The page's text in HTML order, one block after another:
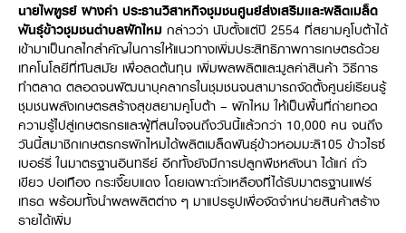
นายไพฑูรย์ ฝางคำ ประธานวิสาหกิจชุมชนศูนย์ส่งเสริมและผลิตเมล็ด
พันธุ์ข้าวชุมชนตำบลผักไหม กล่าวว่า นับตั้งแต่ปี 2554 ที่สยามคูโบต้าได้
เข้ามาเป็นกลไกสำคัญในการให้แนวทางเพิ่มประสิทธิภาพการเกษตรด้วย
เทคโนโลยีที่ทันสมัย เพื่อลดต้นทุน เพิ่มผลผลิตและมูลค่าสินค้า วิธีการ
ทำตลาด ตลอดจนพัฒนาบุคลากรในชุมชนจนสามารถจัดตั้งศูนย์เรียนรู้
ชุมชนพลังเกษตรสร้างสุขสยามคูโบต้า – ผักไหม ให้เป็นพื้นที่ถ่ายทอด
ความรู้ไปสู่เกษตรกรและผู้ที่สนใจจนถึงวันนี้แล้วกว่า 10,000 คน จนถึง
วันนี้สมาชิกเกษตรกรผักไหมได้ผลิตเมล็ดพันธุ์ข้าวหอมมะลิ105 ข้าวไรซ์
เบอร์รี่ ในมาตรฐานอินทรีย์ อีกทั้งยังมีการปลูกพืชหลังนา ได้แก่ ถั่ว
เขียว ปอเทือง กระเจี๊ยบแดง โดยเฉพาะถั่วเหลืองที่ได้รับมาตรฐานแฟร์
เทรด พร้อมทั้งนำผลผลิตต่าง ๆ มาแปรรูปเพื่อจัดจำหน่ายสินค้าสร้าง
รายได้เพิ่ม